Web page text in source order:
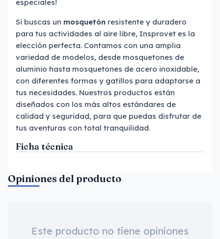
especiales!
Si buscas un mosquetón resistente y duradero
para tus actividades al aire libre, Insprovet es la
elección perfecta. Contamos con una amplia
variedad de modelos, desde mosquetones de
aluminio hasta mosquetones de acero inoxidable,
con diferentes formas y gatillos para adaptarse a
tus necesidades. Nuestros productos están
diseñados con los más altos estándares de
calidad y seguridad, para que puedas disfrutar de
tus aventuras con total tranquilidad.
Ficha técnica
Opiniones del producto
Este producto no tiene opiniones